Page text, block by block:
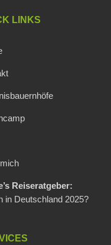
LINKS
Reiseratgeber:
in Deutschland 2025?